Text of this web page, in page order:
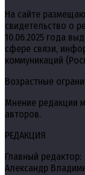
На сайте
свидетельство о
10.06.2025 года
сфере связи,
коммуникаций
Возрастные
Мнение редакции
авторов.
РЕДАКЦИЯ
Главный редактор:
Александр